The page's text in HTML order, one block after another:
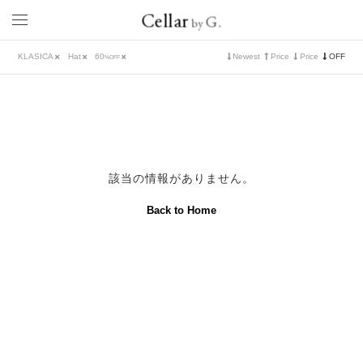
Cellar by G.
Newest Price Price OFF
KLASICA Hat 60%OFF
該当の情報がありません。
Back to Home